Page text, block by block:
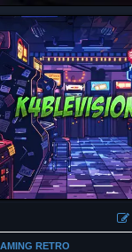
RETRO